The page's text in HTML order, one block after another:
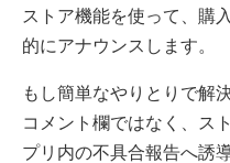
ストア機能を使って、購
的にアナウンスします。
もし簡単なやりとりで解
コメント欄ではなく、ス
プリ内の不具合報告へ誘